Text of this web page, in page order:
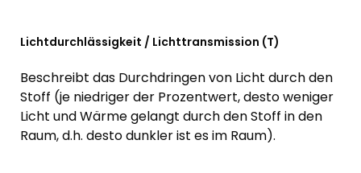
Lichtdurchlässigkeit / Lichttransmission (T)
Beschreibt das Durchdringen von Licht durch den
Stoff (je niedriger der Prozentwert, desto weniger
Licht und Wärme gelangt durch den Stoff in den
Raum, d.h. desto dunkler ist es im Raum).